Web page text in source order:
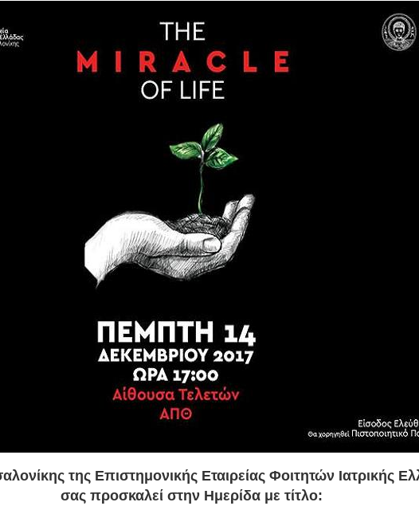
της Επιστημονικής Εταιρείας Φοιτητών Ιατρικής
σας προσκαλεί στην Ημερίδα με τίτλο: